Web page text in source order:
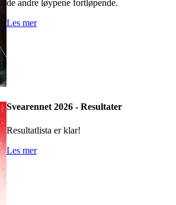
de andre løypene fortløpende.
Les mer
Svearennet 2026 - Resultater
Resultatlista er klar!
Les mer